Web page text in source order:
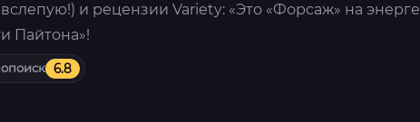
и рецензии Variety: «Это «Форсаж» на
Пайтона»!
6.8